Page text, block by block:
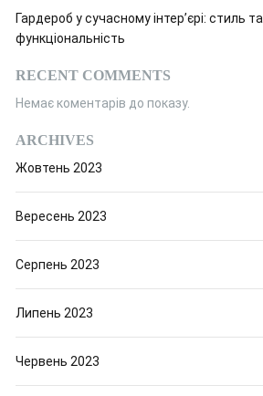
Гардероб у сучасному інтер’єрі: стиль та
функціональність
RECENT COMMENTS
Немає коментарів до показу.
ARCHIVES
Жовтень 2023
Вересень 2023
Серпень 2023
Липень 2023
Червень 2023